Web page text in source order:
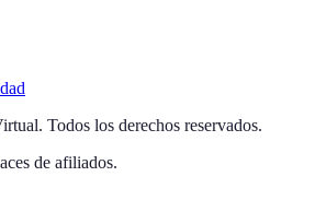
. Todos los derechos reservados.
de afiliados.